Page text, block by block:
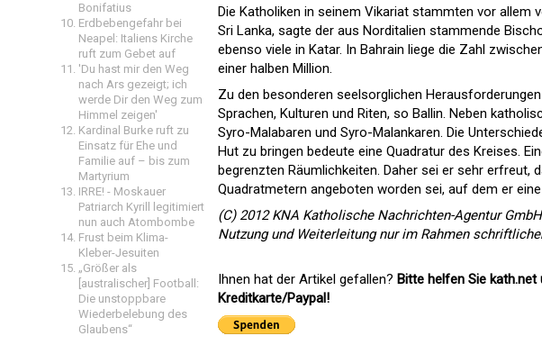
Bonifatius
Erdbebengefahr bei
Neapel: Italiens Kirche
ruft zum Gebet auf
'Du hast mir den Weg
nach Ars gezeigt; ich
werde Dir den Weg zum
Himmel zeigen'
Kardinal Burke ruft zu
Einsatz für Ehe und
Familie auf – bis zum
Martyrium
IRRE! - Moskauer
Patriarch Kyrill legitimiert
nun auch Atombombe
Frust beim Klima-
Kleber-Jesuiten
„Größer als
[australischer] Football:
Die unstoppbare
Wiederbelebung des
Glaubens“
Die Katholiken in seinem Vikariat stammten vor allem
Sri Lanka, sagte der aus Norditalien stammende
ebenso viele in Katar. In Bahrain liege die Zahl
einer halben Million.
Zu den besonderen seelsorglichen
Sprachen, Kulturen und Riten, so Ballin. Neben
Syro-Malabaren und Syro-Malankaren. Die
Hut zu bringen bedeute eine Quadratur des Kreises.
begrenzten Räumlichkeiten. Daher sei er sehr erfreut,
Quadratmetern angeboten worden sei, auf dem er
(C) 2012 KNA Katholische Nachrichten-Agentur
Nutzung und Weiterleitung nur im Rahmen
Ihnen hat der Artikel gefallen? Bitte helfen Sie kath.net
Kreditkarte/Paypal!